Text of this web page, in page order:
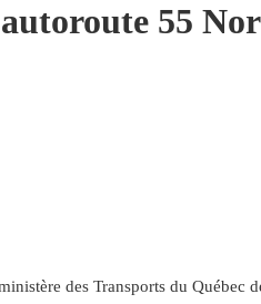
55
des Transports du Québec